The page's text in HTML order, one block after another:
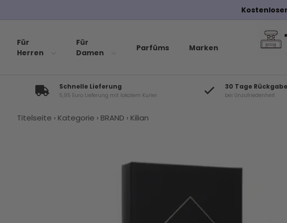
Für
Herren
Für
Damen
Parfüms Marken
Schnelle Lieferung
5,95 Euro Lieferung mit lokalem Kurier
30 Tage
bei Unzufriedenheit
Titelseite › Kategorie › BRAND › Kilian